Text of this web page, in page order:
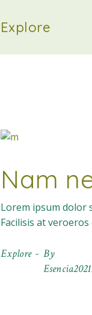
Explore
Nam
Lorem ipsum dolor
Facilisis at
Explore
By